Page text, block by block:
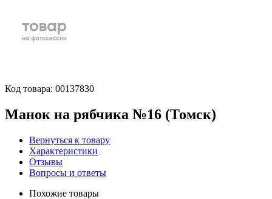
Код товара: 00137830
Манок на рябчика №16 (Томск)
Вернуться к товару
Характеристики
Отзывы
Вопросы и ответы
Похожие товары